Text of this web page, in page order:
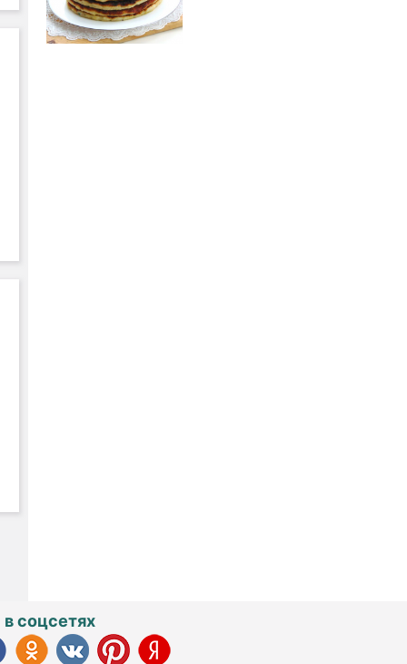
соцсетях